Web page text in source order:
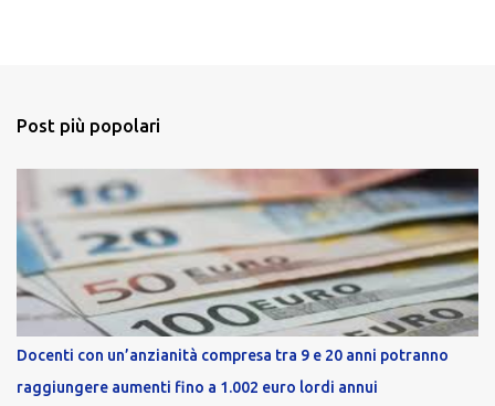
Post più popolari
Docenti con un’anzianità compresa tra 9 e 20 anni potranno
raggiungere aumenti fino a 1.002 euro lordi annui